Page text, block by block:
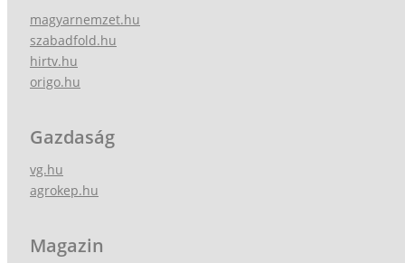
magyarnemzet.hu
szabadfold.hu
hirtv.hu
origo.hu
Gazdaság
vg.hu
agrokep.hu
Magazin